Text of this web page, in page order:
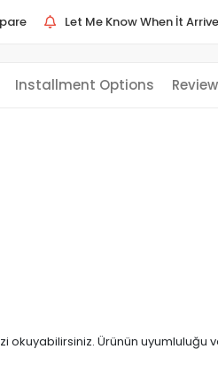
Let Me Know When İt
Installment Options
okuyabilirsiniz. Ürünün